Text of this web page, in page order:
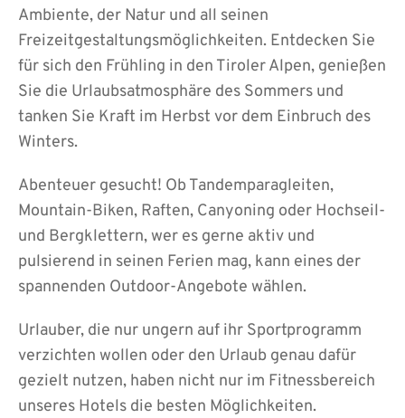
Ambiente, der Natur und all seinen
Freizeitgestaltungsmöglichkeiten. Entdecken Sie
für sich den Frühling in den Tiroler Alpen, genießen
Sie die Urlaubsatmosphäre des Sommers und
tanken Sie Kraft im Herbst vor dem Einbruch des
Winters.
Abenteuer gesucht! Ob Tandemparagleiten,
Mountain-Biken, Raften, Canyoning oder Hochseil-
und Bergklettern, wer es gerne aktiv und
pulsierend in seinen Ferien mag, kann eines der
spannenden Outdoor-Angebote wählen.
Urlauber, die nur ungern auf ihr Sportprogramm
verzichten wollen oder den Urlaub genau dafür
gezielt nutzen, haben nicht nur im Fitnessbereich
unseres Hotels die besten Möglichkeiten.